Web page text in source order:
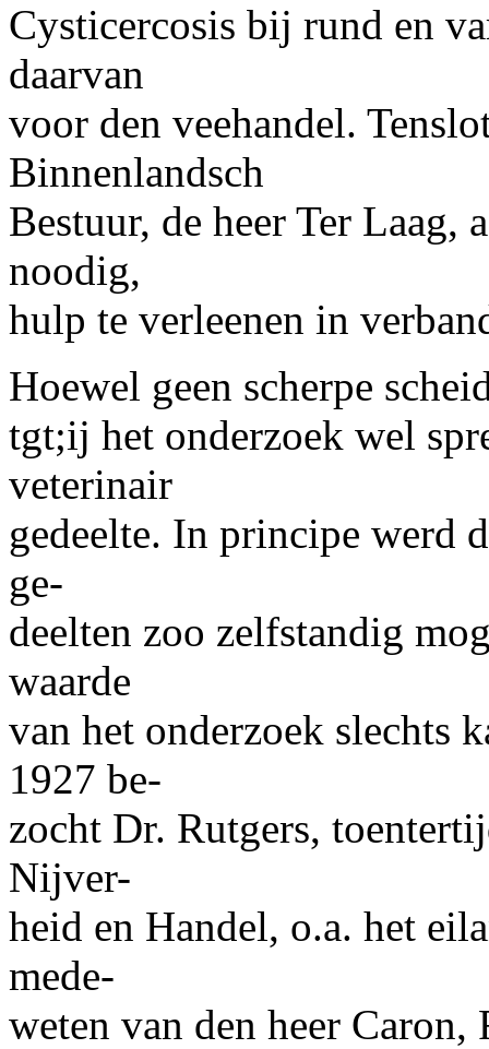
Cysticercosis bij rund en
daarvan
voor den veehandel.
Binnenlandsch
Bestuur, de heer Ter Laag,
noodig,
hulp te verleenen in
Hoewel geen scherpe
tgt;ij het onderzoek wel
veterinair
gedeelte. In principe werd
ge-
deelten zoo zelfstandig
waarde
van het onderzoek slechts
1927 be-
zocht Dr. Rutgers,
Nijver-
heid en Handel, o.a. het
mede-
weten van den heer Caron,